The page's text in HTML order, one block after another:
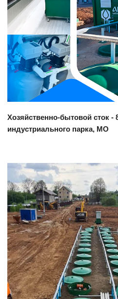
Смотреть
Хозяйственно-бытовой сток -
индустриального парка, МО
Смотреть